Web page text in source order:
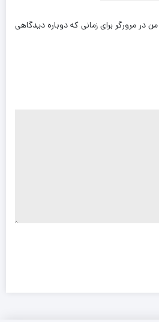
در مرورگر برای زمانی که دوباره دیدگاهی